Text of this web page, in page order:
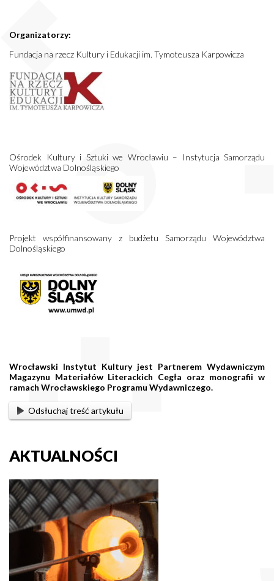
Organizatorzy:
Fundacja na rzecz Kultury i Edukacji im. Tymoteusza Karpowicza
Ośrodek Kultury i Sztuki we Wrocławiu – Instytucja Samorządu
Województwa Dolnośląskiego
Projekt współfinansowany z budżetu Samorządu Województwa
Dolnośląskiego
Wrocławski Instytut Kultury jest Partnerem Wydawniczym
Magazynu Materiałów Literackich Cegła oraz monografii w
ramach Wrocławskiego Programu Wydawniczego.
Odsłuchaj treść artykułu
AKTUALNOŚCI